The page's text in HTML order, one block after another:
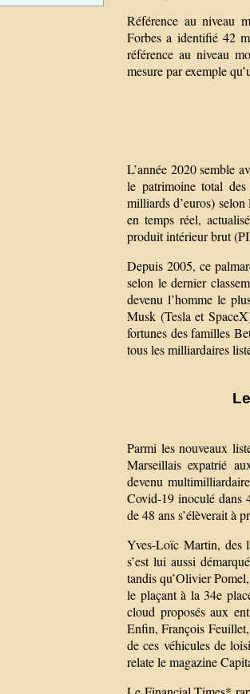
Référence au niveau
Forbes a identifié 42
référence au niveau
mesure par exemple
L’année 2020 semble
le patrimoine total
milliards d’euros)
en temps réel,
produit intérieur brut
Depuis 2005, ce
selon le dernier
devenu l’homme le
Musk (Tesla et
fortunes des familles
tous les milliardaires
Parmi les nouveaux
Marseillais expatrié
devenu
Covid-19 inoculé dans
de 48 ans s’élèverait à
Yves-Loïc Martin, des
s’est lui aussi
tandis qu’Olivier
le plaçant à la 34e
cloud proposés aux
Enfin, François
de ces véhicules de
relate le magazine